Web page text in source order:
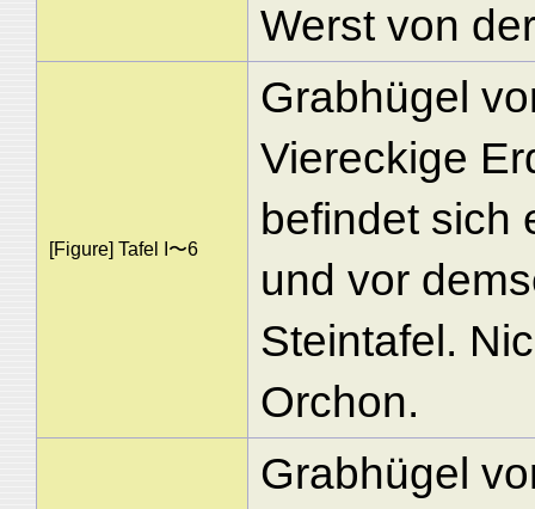
Werst von
[Figure] Tafel I〜6
Grabhügel
Viereckige
befindet sich
und vor
Steintafel.
Orchon.
Grabhügel